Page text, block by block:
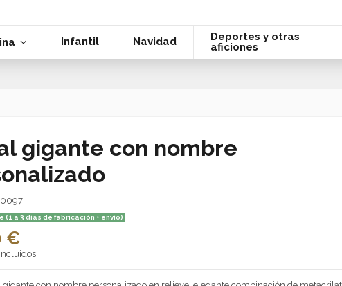
Infantil Navidad
Deportes y otras
aficiones
gigante con nombre
0097
(1 a 3 días de fabricación + envío)
€